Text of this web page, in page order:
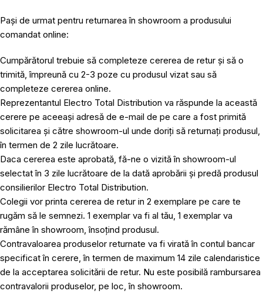
Pași de urmat pentru returnarea în showroom a produsului
comandat online:
Cumpărătorul trebuie să completeze cererea de retur și să o
trimită, împreună cu 2-3 poze cu produsul vizat sau să
completeze cererea online.
Reprezentantul Electro Total Distribution va răspunde la această
cerere pe aceeași adresă de e-mail de pe care a fost primită
solicitarea și către showroom-ul unde doriți să returnați produsul,
în termen de 2 zile lucrătoare.
Daca cererea este aprobată, fă-ne o vizită în showroom-ul
selectat în 3 zile lucrătoare de la dată aprobării și predă produsul
consilierilor Electro Total Distribution.
Colegii vor printa cererea de retur in 2 exemplare pe care te
rugăm să le semnezi. 1 exemplar va fi al tău, 1 exemplar va
rămâne în showroom, însoțind produsul.
Contravaloarea produselor returnate va fi virată în contul bancar
specificat în cerere, în termen de maximum 14 zile calendaristice
de la acceptarea solicitării de retur. Nu este posibilă rambursarea
contravalorii produselor, pe loc, în showroom.